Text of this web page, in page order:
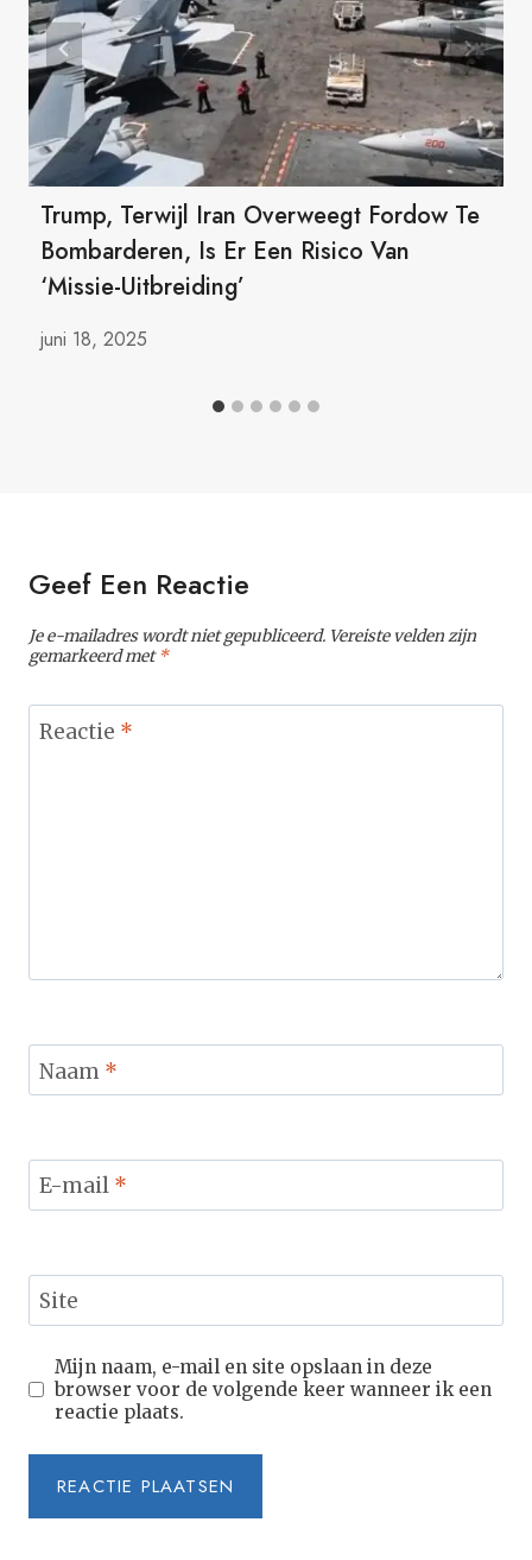
Trump, Terwijl Iran Overweegt Fordow Te
Bombarderen, Is Er Een Risico Van
‘missie-Uitbreiding’
juni 18, 2025
Geef Een Reactie
Je e-mailadres wordt niet gepubliceerd. Vereiste velden zijn
gemarkeerd met*
Reactie *
Naam *
E-mail *
Site
Mijn naam, e-mail en site opslaan in deze
browser voor de volgende keer wanneer ik een
reactie plaats.